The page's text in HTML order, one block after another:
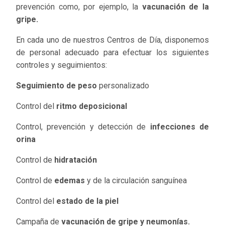
prevención como, por ejemplo, la vacunación de la
gripe.
En cada uno de nuestros Centros de Día, disponemos
de personal adecuado para efectuar los siguientes
controles y seguimientos:
Seguimiento de peso personalizado
Control del ritmo deposicional
Control, prevención y detección de infecciones de
orina
Control de hidratación
Control de edemas y de la circulación sanguínea
Control del estado de la piel
Campaña de vacunación de gripe y neumonías.